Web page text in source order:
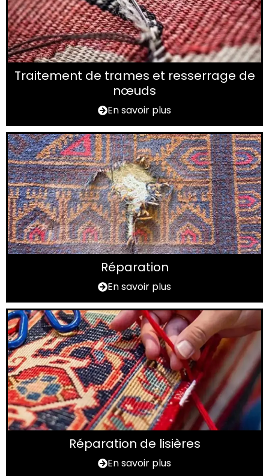
Traitement de trames et resserrage de
nœuds
En savoir plus
Réparation
En savoir plus
Réparation de lisières
En savoir plus